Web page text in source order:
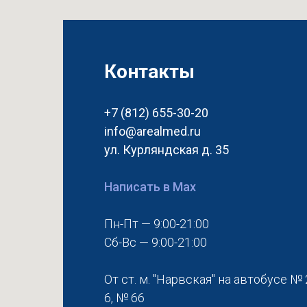
Контакты
+7 (812) 655-30-20
info@arealmed.ru
ул. Курляндская д. 35
Написать в Max
Пн-Пт — 9:00-21:00
Сб-Вс — 9:00-21:00
От ст. м. "Нарвская" на автобусе
6, № 66